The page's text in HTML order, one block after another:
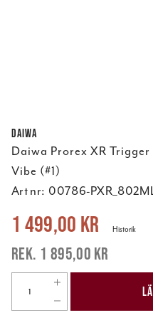
Daiwa
Daiwa Prorex XR
Vibe (#1)
Art nr: 00786-
Nuvarande pris: 1 499,00 kr
1 499,00 kr
1 895,00 kr
Historik